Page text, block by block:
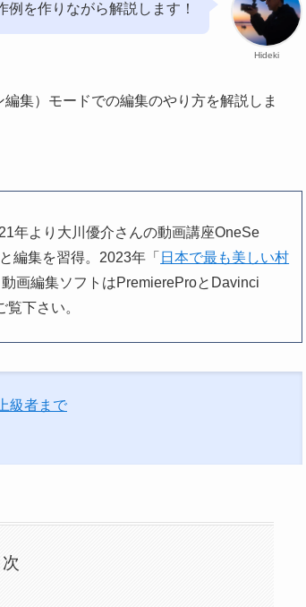
Hideki
例を作りながら解説します！
集）モードでの編集のやり方を解説しま
年より大川優介さんの動画講座OneSe
編集を習得。2023年「 日本で最も美しい村
画編集ソフトはPremiereProとDavinci
覧下さい。
級者まで